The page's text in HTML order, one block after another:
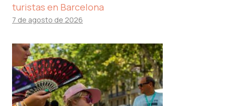
turistas en Barcelona
7 de agosto de 2026